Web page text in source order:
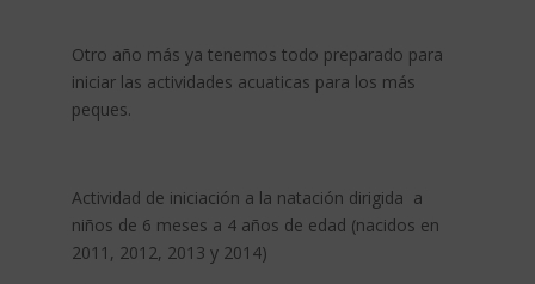
Otro año más ya tenemos todo preparado para
iniciar las actividades acuaticas para los más
peques.
Actividad de iniciación a la natación dirigida a
niños de 6 meses a 4 años de edad (nacidos en
2011, 2012, 2013 y 2014)